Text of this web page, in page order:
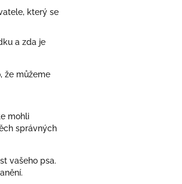
který se
a zda je
že můžeme
mohli
správných
vašeho psa.